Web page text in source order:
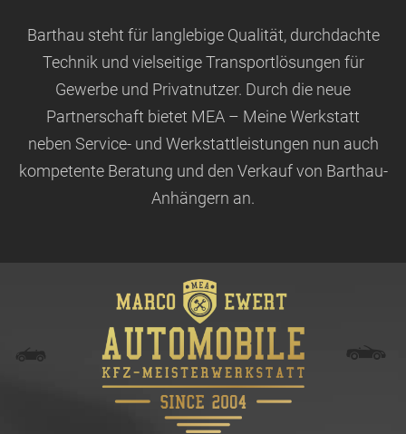
Barthau steht für langlebige Qualität, durchdachte
Technik und vielseitige Transportlösungen für
Gewerbe und Privatnutzer. Durch die neue
Partnerschaft bietet MEA – Meine Werkstatt
neben Service- und Werkstattleistungen nun auch
kompetente Beratung und den Verkauf von Barthau-
Anhängern an.